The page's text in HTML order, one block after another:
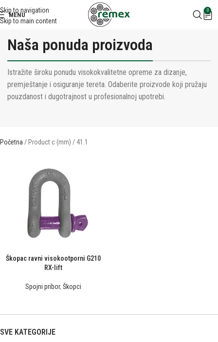
Skip to navigation
Skip to main content
MENU
0
Naša ponuda proizvoda
Istražite široku ponudu visokokvalitetne opreme za dizanje,
premještanje i osiguranje tereta. Odaberite proizvode koji pružaju
pouzdanost i dugotrajnost u profesionalnoj upotrebi.
Početna Product c (mm) 41.1
Škopac ravni visokootporni G210
RX-lift
Spojni pribor, Škopci
SVE KATEGORIJE